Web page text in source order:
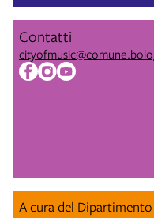
Contatti
A cura del